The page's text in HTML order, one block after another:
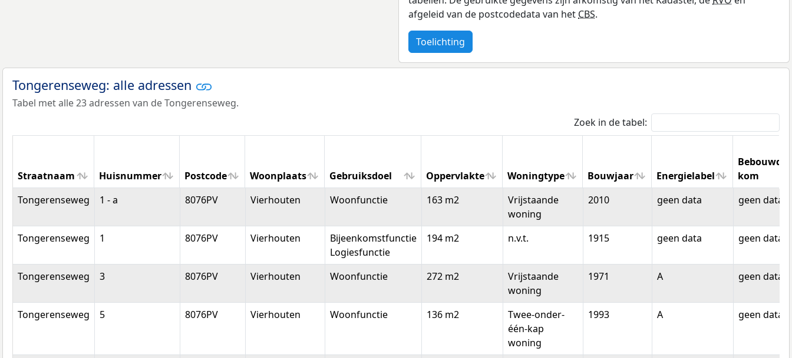
afgeleid van de postcodedata van het CBS.
Toelichting
Tongerenseweg: alle adressen
Tabel met alle 23 adressen van de Tongerenseweg.
Zoek in de tabel:
Straatnaam Huisnummer Postcode Woonplaats Gebruiksdoel Oppervlakte Woningtype Bouwjaar Energielabel
Bebouwde
kom
Straatnaam
Huisnummer Postcode Woonplaats Gebruiksdoel Oppervlakte Woningtype Bouwjaar Energielabel
Bebouwde
kom
Tongerenseweg 1 - a 8076PV Vierhouten Woonfunctie 163 m2
Vrijstaande
woning
2010 geen data geen data
Tongerenseweg 1 8076PV Vierhouten
Bijeenkomstfunctie
Logiesfunctie
194 m2 n.v.t. 1915 geen data geen data
Tongerenseweg 3 8076PV Vierhouten Woonfunctie 272 m2
Vrijstaande
woning
1971 A geen data
Tongerenseweg 5 8076PV Vierhouten Woonfunctie 136 m2
Twee-onder-
één-kap
woning
1993 A geen data